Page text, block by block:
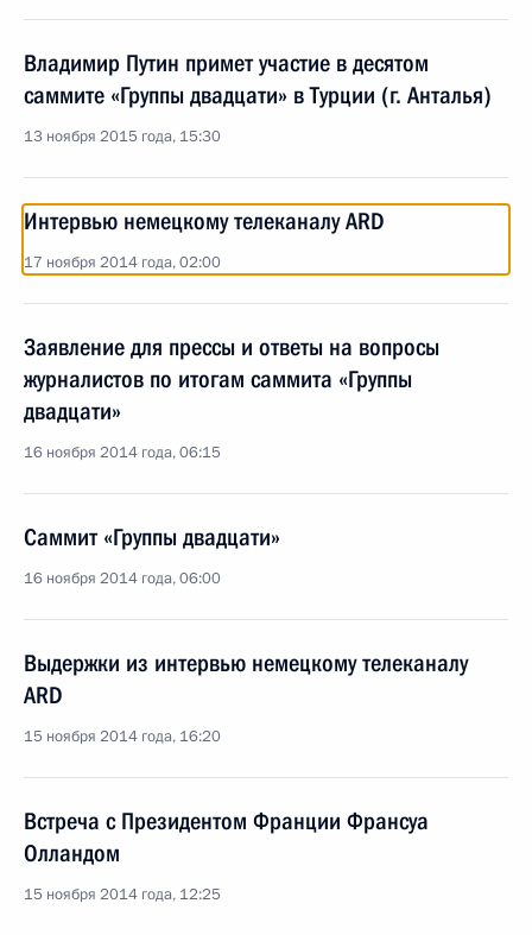
Владимир Путин примет участие в десятом
саммите «Группы двадцати» в Турции (г. Анталья)
13 ноября 2015 года, 15:30
Интервью немецкому телеканалу ARD
17 ноября 2014 года, 02:00
Заявление для прессы и ответы на вопросы
журналистов по итогам саммита «Группы
двадцати»
16 ноября 2014 года, 06:15
Саммит «Группы двадцати»
16 ноября 2014 года, 06:00
Выдержки из интервью немецкому телеканалу
ARD
15 ноября 2014 года, 16:20
Встреча с Президентом Франции Франсуа
Олландом
15 ноября 2014 года, 12:25